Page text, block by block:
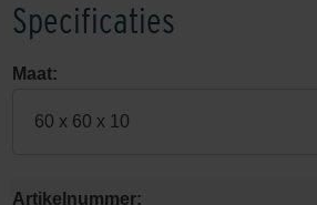
Specificaties
Maat:
60 x 60 x 10
Artikelnummer: